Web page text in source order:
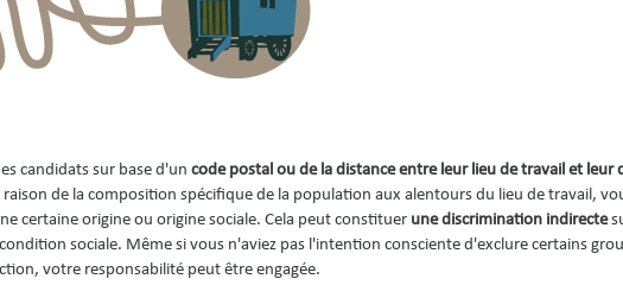
candidats sur base d'un code postal ou de la distance entre leur lieu de travail et leur
de la composition spécifique de la population aux alentours du lieu de travail,
certaine origine ou origine sociale. Cela peut constituer une discrimination indirecte
sociale. Même si vous n'aviez pas l'intention consciente d'exclure certains
votre responsabilité peut être engagée.